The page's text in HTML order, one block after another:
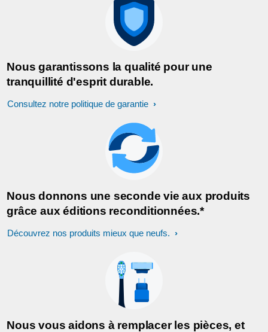
Nous garantissons la qualité pour une
tranquillité d'esprit durable.
Consultez notre politique de garantie
Nous donnons une seconde vie aux produits
grâce aux éditions reconditionnées.*
Découvrez nos produits mieux que neufs.
Nous vous aidons à remplacer les pièces, et